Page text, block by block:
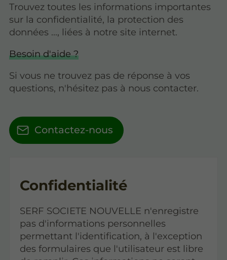
Trouvez toutes les informations importantes
sur la confidentialité, la protection des
données ..., liées à notre site internet.
Besoin d'aide ?
Si vous ne trouvez pas de réponse à vos
questions, n'hésitez pas à nous contacter.
Contactez-nous
Confidentialité
SERF SOCIETE NOUVELLE n'enregistre
pas d'informations personnelles
permettant l'identification, à l'exception
des formulaires que l'utilisateur est libre